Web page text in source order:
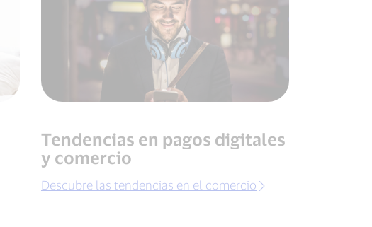
Tendencias en pagos digitales
y comercio
Descubre las tendencias en el comercio